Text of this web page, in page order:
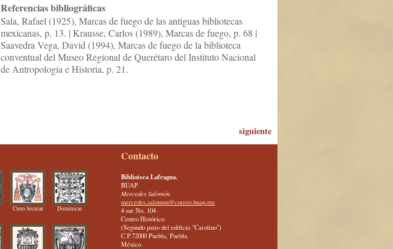
Referencias bibliográficas
Sala, Rafael (1925), Marcas de fuego de las antiguas bibliotecas
mexicanas, p. 13. | Krausse, Carlos (1989), Marcas de fuego, p. 68 |
Saavedra Vega, David (1994), Marcas de fuego de la biblioteca
conventual del Museo Regional de Querétaro del Instituto Nacional
de Antropología e Historia, p. 21.
siguiente
Clero Secular Dominicas
Contacto
Biblioteca Lafragua.
BUAP.
Mercedes Salomón.
mercedes.salomon@correo.buap.mx
4 sur No. 104
Centro Histórico
(Segundo patio del edificio "Carolino")
C.P.72000 Puebla, Puebla.
México.